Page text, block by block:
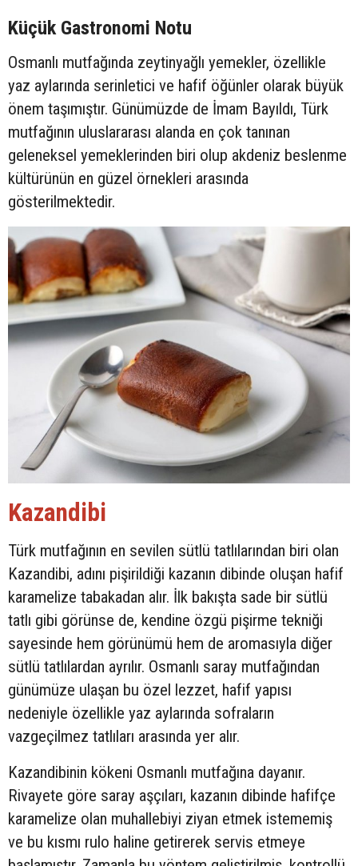
Küçük Gastronomi Notu
Osmanlı mutfağında zeytinyağlı yemekler, özellikle
yaz aylarında serinletici ve hafif öğünler olarak büyük
önem taşımıştır. Günümüzde de İmam Bayıldı, Türk
mutfağının uluslararası alanda en çok tanınan
geleneksel yemeklerinden biri olup akdeniz beslenme
kültürünün en güzel örnekleri arasında
gösterilmektedir.
Kazandibi
Türk mutfağının en sevilen sütlü tatlılarından biri olan
Kazandibi, adını pişirildiği kazanın dibinde oluşan hafif
karamelize tabakadan alır. İlk bakışta sade bir sütlü
tatlı gibi görünse de, kendine özgü pişirme tekniği
sayesinde hem görünümü hem de aromasıyla diğer
sütlü tatlılardan ayrılır. Osmanlı saray mutfağından
günümüze ulaşan bu özel lezzet, hafif yapısı
nedeniyle özellikle yaz aylarında sofraların
vazgeçilmez tatlıları arasında yer alır.
Kazandibinin kökeni Osmanlı mutfağına dayanır.
Rivayete göre saray aşçıları, kazanın dibinde hafifçe
karamelize olan muhallebiyi ziyan etmek istememiş
ve bu kısmı rulo haline getirerek servis etmeye